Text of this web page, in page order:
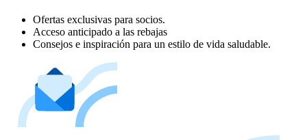
Ofertas exclusivas para socios.
Acceso anticipado a las rebajas
Consejos e inspiración para un estilo de vida saludable.